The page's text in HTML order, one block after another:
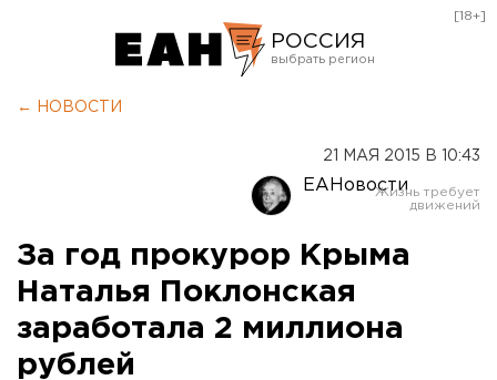
РОССИЯ
Оренбург
[18+]
← НОВОСТИ
21 МАЯ 2015 В 10:43
ЕАНовости
За год прокурор Крыма
Наталья Поклонская
заработала 2 миллиона
рублей